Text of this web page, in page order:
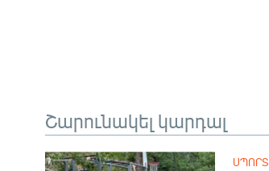
Շարունակել կարդալ
ՍՊՈՐՏ